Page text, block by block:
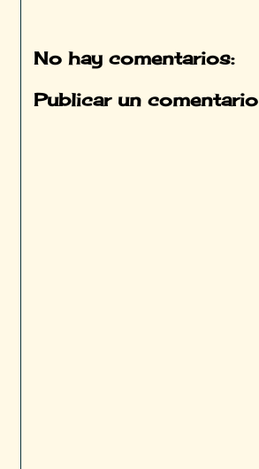
No hay comentarios:
Publicar un comentario